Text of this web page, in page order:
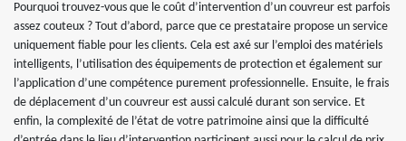
Pourquoi trouvez-vous que le coût d’intervention d’un couvreur est parfois
assez couteux ? Tout d’abord, parce que ce prestataire propose un service
uniquement fiable pour les clients. Cela est axé sur l’emploi des matériels
intelligents, l’utilisation des équipements de protection et également sur
l’application d’une compétence purement professionnelle. Ensuite, le frais
de déplacement d’un couvreur est aussi calculé durant son service. Et
enfin, la complexité de l’état de votre patrimoine ainsi que la difficulté